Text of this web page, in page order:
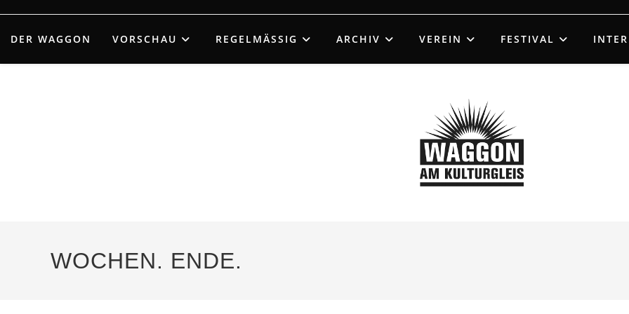
springen
DER WAGGON VORSCHAU REGELMÄSSIG ARCHIV VEREIN FESTIVAL
WOCHEN. ENDE.